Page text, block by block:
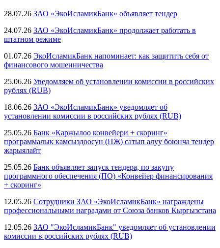
28.07.26 ЗАО «ЭкоИсламикБанк» объявляет тендер
24.07.26 ЗАО «ЭкоИсламикБанк» продолжает работать в
штатном режиме
01.07.26 ЭкоИсламикБанк напоминает: как защитить себя от
финансового мошенничества
25.06.26 Уведомляем об установлении комиссии в российских
рублях (RUB)
18.06.26 ЗАО «ЭкоИсламикБанк» уведомляет об
установлении комиссии в российских рублях (RUB)
25.05.26 Банк «Каржылоо конвейери + скоринг»
программалык камсыздоосун (ПЖ) сатып алуу боюнча тендер
жарыялайт
25.05.26 Банк объявляет запуск тендера, по закупу
программного обеспечения (ПО) «Конвейер финансирования
+ скоринг»
12.05.26 Сотрудники ЗАО «ЭкоИсламикБанк» награждены
профессиональными наградами от Союза банков Кыргызстана
12.05.26 ЗАО "ЭкоИсламикБанк" уведомляет об установлении
комиссии в российских рублях (RUB)